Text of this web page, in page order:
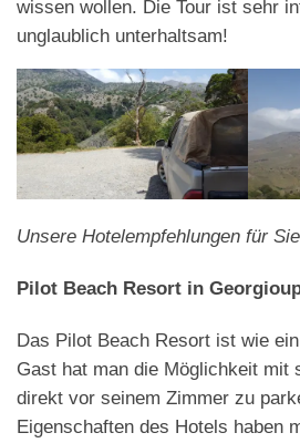
wissen wollen. Die Tour ist sehr
unglaublich unterhaltsam!
Unsere Hotelempfehlungen für
Pilot Beach Resort in
Das Pilot Beach Resort ist wie
Gast hat man die Möglichkeit mit
direkt vor seinem Zimmer zu
Eigenschaften des Hotels haben